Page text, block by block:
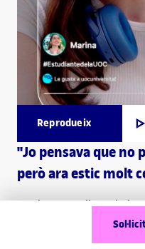
Reprodueix
"Jo pensava que no
però ara estic molt
Marina, estudiant de la